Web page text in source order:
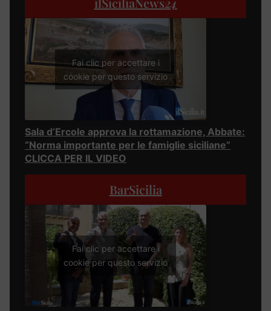
Fai clic per accettare i
cookie per questo servizio
Sala d’Ercole approva la rottamazione, Abbate:
“Norma importante per le famiglie siciliane”
CLICCA PER IL VIDEO
BarSicilia
Fai clic per accettare i
cookie per questo servizio